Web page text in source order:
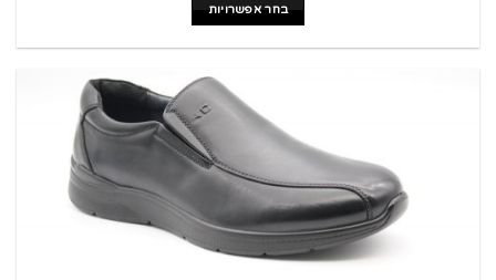
בחר אפשרויות